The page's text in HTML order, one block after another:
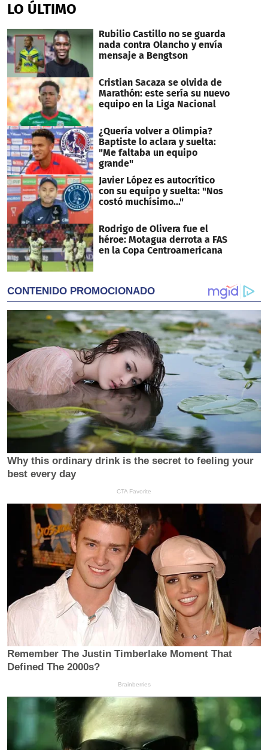
of
20
LO ÚLTIMO
Rubilio Castillo no se guarda
nada contra Olancho y envía
mensaje a Bengtson
Cristian Sacaza se olvida de
Marathón: este sería su nuevo
equipo en la Liga Nacional
¿Quería volver a Olimpia?
Baptiste lo aclara y suelta:
"Me faltaba un equipo
grande"
Javier López es autocrítico
con su equipo y suelta: "Nos
costó muchísimo..."
Rodrigo de Olivera fue el
héroe: Motagua derrota a FAS
en la Copa Centroamericana